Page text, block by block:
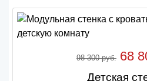
98 300 руб. 68
Детская